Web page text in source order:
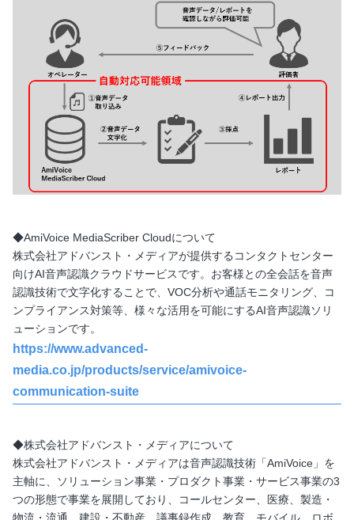
◆AmiVoice MediaScriber Cloudについて
株式会社アドバンスト・メディアが提供するコンタクトセンター
向けAI音声認識クラウドサービスです。お客様との全会話を音声
認識技術で文字化することで、VOC分析や通話モニタリング、コ
ンプライアンス対策等、様々な活用を可能にするAI音声認識ソリ
ューションです。
https://www.advanced-
media.co.jp/products/service/amivoice-
communication-suite
◆株式会社アドバンスト・メディアについて
株式会社アドバンスト・メディアは音声認識技術「AmiVoice」を
主軸に、ソリューション事業・プロダクト事業・サービス事業の3
つの形態で事業を展開しており、コールセンター、医療、製造・